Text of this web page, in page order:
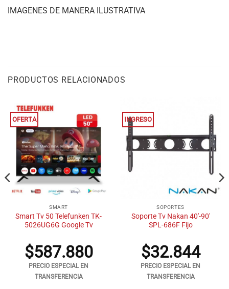
IMAGENES DE MANERA ILUSTRATIVA
PRODUCTOS RELACIONADOS
OFERTA
SMART
Smart Tv 50 Telefunken TK-
5026UG6G Google Tv
$587.880
PRECIO ESPECIAL EN
TRANSFERENCIA
INGRESO
SOPORTES
Soporte Tv Nakan 40′-90′
SPL-686F Fijo
$32.844
PRECIO ESPECIAL EN
TRANSFERENCIA